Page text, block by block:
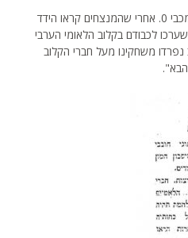
"המצב בסוף המשחק: הערבים 1, המכבי 0. אחרי שהמנצחים קראו הידד
לכבודם בקלוב הלאומי הערבי
משחקינו מעל חברי הקלוב